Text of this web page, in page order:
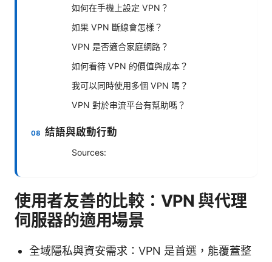
如何在手機上設定 VPN？
如果 VPN 斷線會怎樣？
VPN 是否適合家庭網路？
如何看待 VPN 的價值與成本？
我可以同時使用多個 VPN 嗎？
VPN 對於串流平台有幫助嗎？
結語與啟動行動
Sources:
使用者友善的比較：VPN 與代理
伺服器的適用場景
全域隱私與資安需求：VPN 是首選，能覆蓋整